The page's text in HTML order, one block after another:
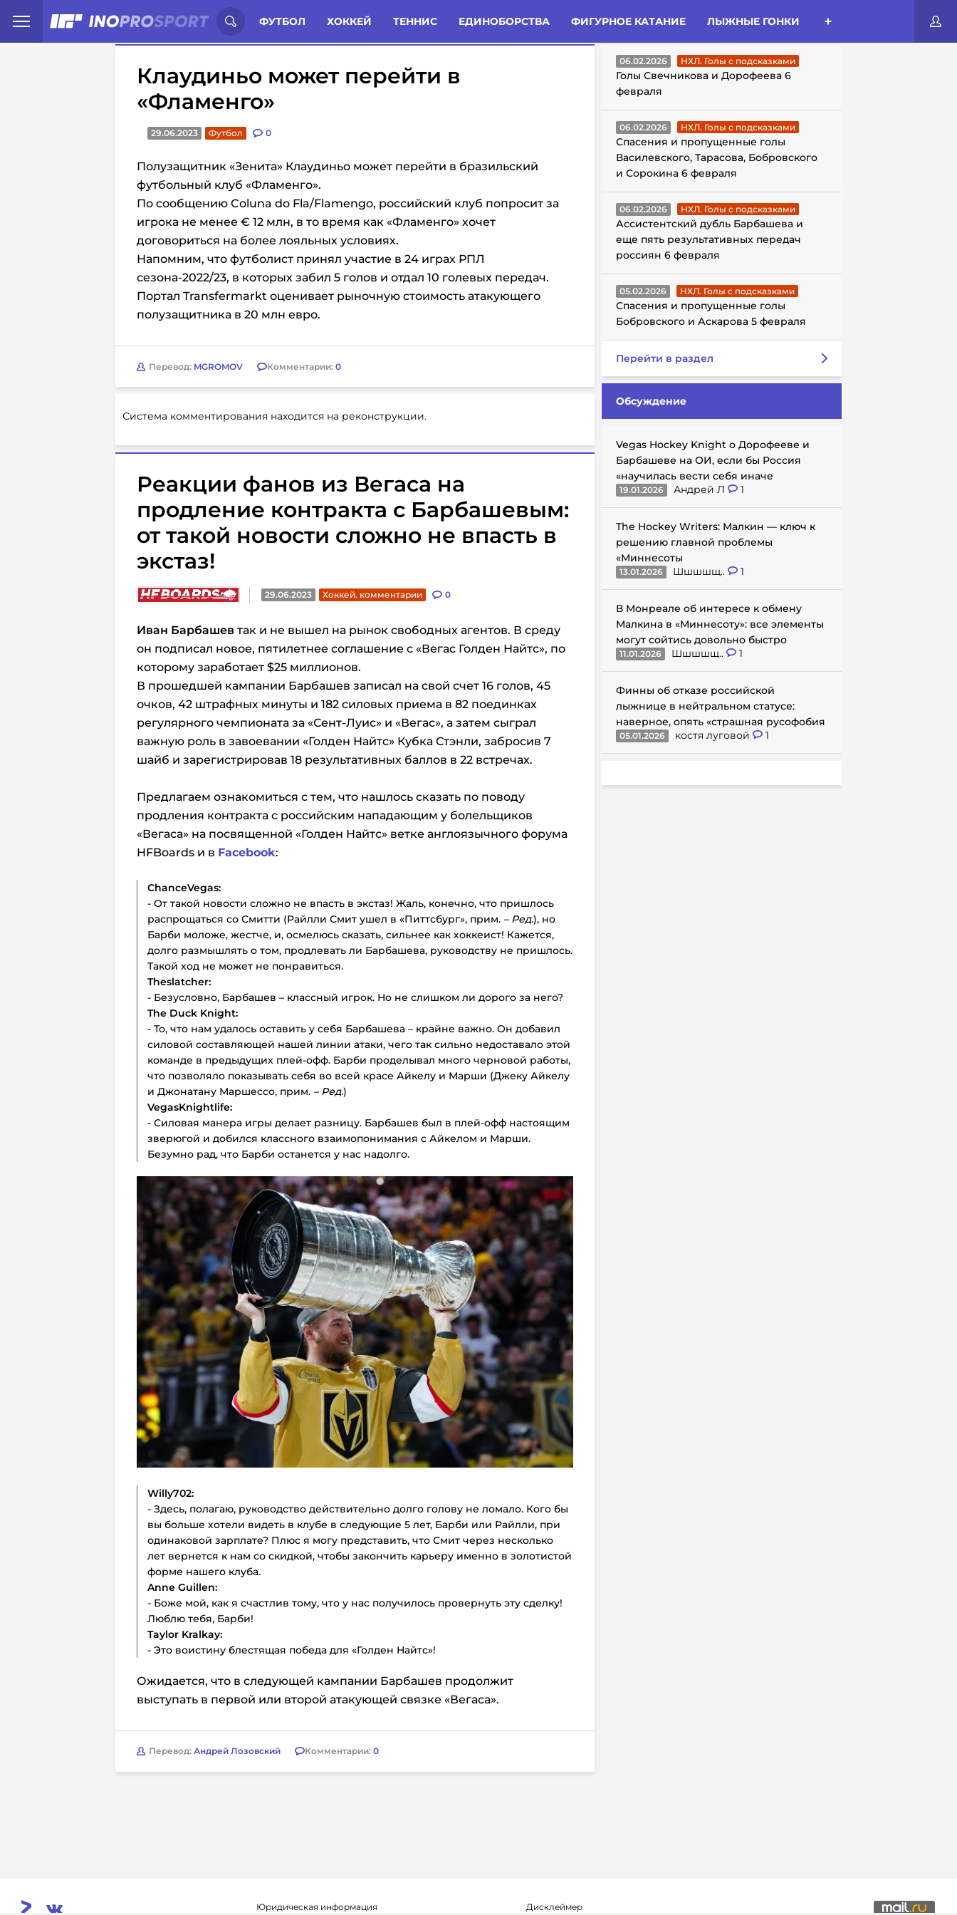
ФУТБОЛ ХОККЕЙ ТЕННИС ЕДИНОБОРСТВА ФИГУРНОЕ КАТАНИЕ ЛЫЖНЫЕ ГОНКИ
Иностранцы о спорте России: Статьи Комменты Новости
Клаудиньо может перейти в
«Фламенго»
29.06.2023 Футбол 0
Полузащитник «Зенита» Клаудиньо может перейти в бразильский
футбольный клуб «Фламенго».
По сообщению Coluna do Fla/Flamengo, российский клуб попросит за
игрока не менее € 12 млн, в то время как «Фламенго» хочет
договориться на более лояльных условиях.
Напомним, что футболист принял участие в 24 играх РПЛ
сезона-2022/23, в которых забил 5 голов и отдал 10 голевых передач.
Портал Transfermarkt оценивает рыночную стоимость атакующего
полузащитника в 20 млн евро.
Перевод: MGROMOV Комментарии: 0
Система комментирования находится на реконструкции.
Реакции фанов из Вегаса на
продление контракта с Барбашевым:
от такой новости сложно не впасть в
экстаз!
29.06.2023 Хоккей. комментарии 0
Иван Барбашев так и не вышел на рынок свободных агентов. В среду
он подписал новое, пятилетнее соглашение с «Вегас Голден Найтс», по
которому заработает $25 миллионов.
В прошедшей кампании Барбашев записал на свой счет 16 голов, 45
очков, 42 штрафных минуты и 182 силовых приема в 82 поединках
регулярного чемпионата за «Сент-Луис» и «Вегас», а затем сыграл
важную роль в завоевании «Голден Найтс» Кубка Стэнли, забросив 7
шайб и зарегистрировав 18 результативных баллов в 22 встречах.
Предлагаем ознакомиться с тем, что нашлось сказать по поводу
продления контракта с российским нападающим у болельщиков
«Вегаса» на посвященной «Голден Найтс» ветке англоязычного форума
HFBoards и в Facebook:
ChanceVegas:
- От такой новости сложно не впасть в экстаз! Жаль, конечно, что пришлось
распрощаться со Смитти (Райлли Смит ушел в «Питтсбург», прим. – Ред.), но
Барби моложе, жестче, и, осмелюсь сказать, сильнее как хоккеист! Кажется,
долго размышлять о том, продлевать ли Барбашева, руководству не пришлось.
Такой ход не может не понравиться.
Theslatcher:
- Безусловно, Барбашев – классный игрок. Но не слишком ли дорого за него?
The Duck Knight:
- То, что нам удалось оставить у себя Барбашева – крайне важно. Он добавил
силовой составляющей нашей линии атаки, чего так сильно недоставало этой
команде в предыдущих плей-офф. Барби проделывал много черновой работы,
что позволяло показывать себя во всей красе Айкелу и Марши (Джеку Айкелу
и Джонатану Маршессо, прим. – Ред.)
VegasKnightlife:
- Силовая манера игры делает разницу. Барбашев был в плей-офф настоящим
зверюгой и добился классного взаимопонимания с Айкелом и Марши.
Безумно рад, что Барби останется у нас надолго.
Willy702:
- Здесь, полагаю, руководство действительно долго голову не ломало. Кого бы
вы больше хотели видеть в клубе в следующие 5 лет, Барби или Райлли, при
одинаковой зарплате? Плюс я могу представить, что Смит через несколько
лет вернется к нам со скидкой, чтобы закончить карьеру именно в золотистой
форме нашего клуба.
Anne Guillen:
- Боже мой, как я счастлив тому, что у нас получилось провернуть эту сделку!
Люблю тебя, Барби!
Taylor Kralkay:
- Это воистину блестящая победа для «Голден Найтс»!
Ожидается, что в следующей кампании Барбашев продолжит
выступать в первой или второй атакующей связке «Вегаса».
Перевод: Андрей Лозовский Комментарии: 0
ГОЛЫ С ПОДСКАЗКАМИ
06.02.2026 НХЛ. Голы с подсказками
Голы Свечникова и Дорофеева 6
февраля
06.02.2026 НХЛ. Голы с подсказками
Спасения и пропущенные голы
Василевского, Тарасова, Бобровского
и Сорокина 6 февраля
06.02.2026 НХЛ. Голы с подсказками
Ассистентский дубль Барбашева и
еще пять результативных передач
россиян 6 февраля
05.02.2026 НХЛ. Голы с подсказками
Спасения и пропущенные голы
Бобровского и Аскарова 5 февраля
Перейти в раздел
Обсуждение
Vegas Hockey Knight о Дорофееве и
Барбашеве на ОИ, если бы Россия
«научилась вести себя иначе
19.01.2026 Андрей Л 1
The Hockey Writers: Малкин — ключ к
решению главной проблемы
«Миннесоты
13.01.2026 Шшшшщ.. 1
В Монреале об интересе к обмену
Малкина в «Миннесоту»: все элементы
могут сойтись довольно быстро
11.01.2026 Шшшшщ.. 1
Финны об отказе российской
лыжнице в нейтральном статусе:
наверное, опять «страшная русофобия
05.01.2026 костя луговой 1
Юридическая информация Дисклеймер